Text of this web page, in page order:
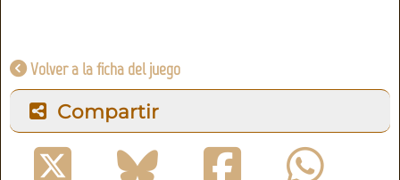
Volver a la ficha del juego
Compartir